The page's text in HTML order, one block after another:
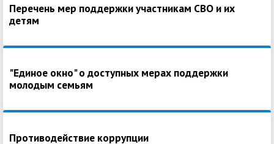
Перечень мер поддержки участникам СВО и их
детям
"Единое окно" о доступных мерах поддержки
молодым семьям
Противодействие коррупции